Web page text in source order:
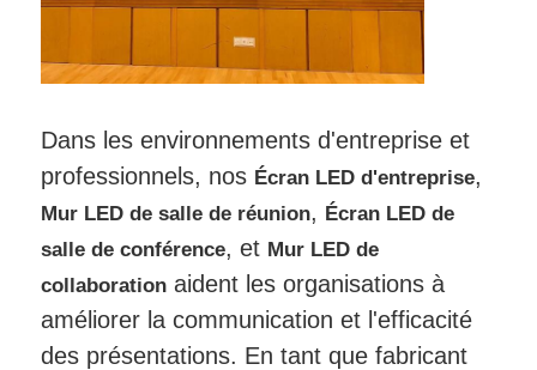
Dans les environnements d'entreprise et
professionnels, nos Écran LED d'entreprise,
Mur LED de salle de réunion, Écran LED de
salle de conférence, et Mur LED de
collaboration aident les organisations à
améliorer la communication et l'efficacité
des présentations. En tant que fabricant